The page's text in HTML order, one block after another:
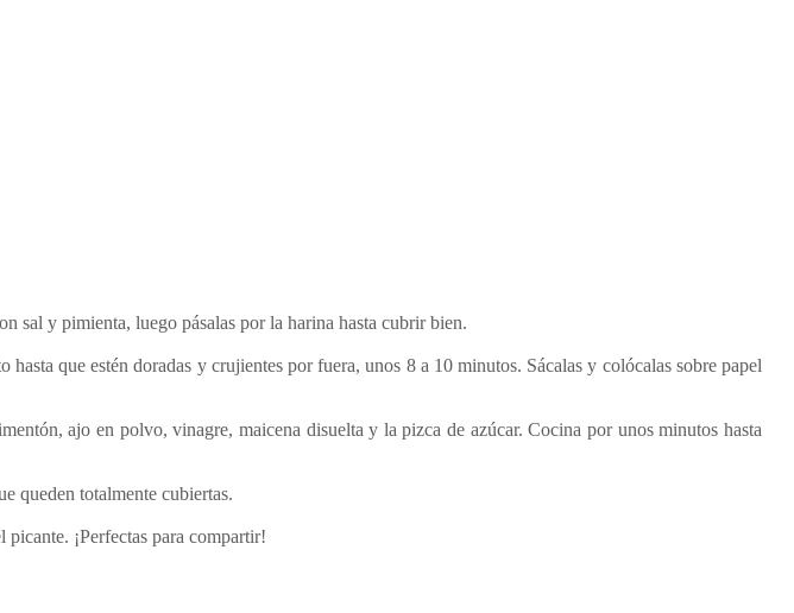
sal y pimienta, luego pásalas por la harina hasta cubrir bien.
que estén doradas y crujientes por fuera, unos 8 a 10 minutos. Sácalas y colócalas sobre papel
ajo en polvo, vinagre, maicena disuelta y la pizca de azúcar. Cocina por unos minutos hasta
queden totalmente cubiertas.
¡Perfectas para compartir!